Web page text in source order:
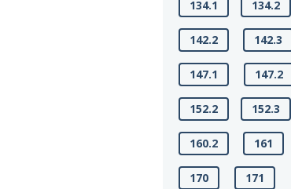
134.1 134.2
142.2 142.3
147.1 147.2
152.2 152.3
160.2 161
170 171